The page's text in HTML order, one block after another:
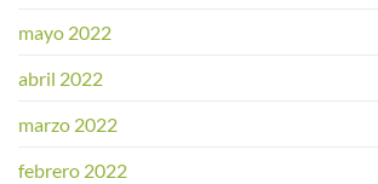
mayo 2022
abril 2022
marzo 2022
febrero 2022